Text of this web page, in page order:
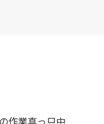
作業真っ只中